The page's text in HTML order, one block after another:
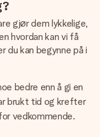
gjør dem lykkelige,
hvordan kan vi få
du kan begynne på i
bedre enn å gi en
brukt tid og krefter
vedkommende.